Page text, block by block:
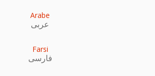
Arabe
عربى
Farsi
فارسی